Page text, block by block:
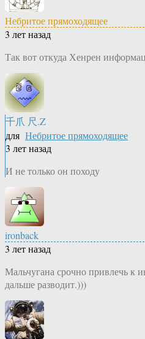
Небритое прямоходящее
3 лет назад
Так вот откуда Хенрен
千爪 尺.Z
для Небритое прямоходящее
3 лет назад
И не только он походу
ironback
3 лет назад
Мальчугана срочно привлечь к
дальше разводит.)))